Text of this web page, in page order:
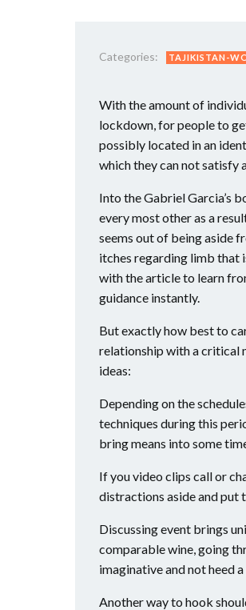
Categories: TAJIKISTAN-
With the amount of
lockdown, for people to
possibly located in an
which they can not satisfy
Into the Gabriel Garcia’s
every most other as a
seems out of being aside
itches regarding limb that
with the article to learn
guidance instantly.
But exactly how best to
relationship with a critical
ideas:
Depending on the
techniques during this
bring means into some
If you video clips call or
distractions aside and put
Discussing event brings
comparable wine, going
imaginative and not heed
Another way to hook